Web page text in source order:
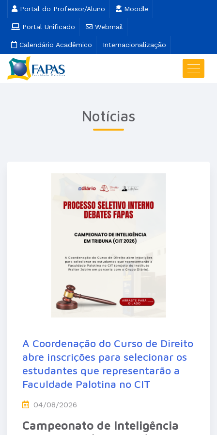
Portal do Professor/Aluno Moodle
Portal Unificado Webmail
Calendário Acadêmico Internacionalização
Notícias
A Coordenação do Curso de Direito
abre inscrições para selecionar os
estudantes que representarão a
Faculdade Palotina no CIT
04/08/2026
Campeonato de Inteligência